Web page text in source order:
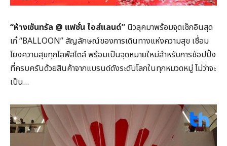
“ห้างเซ็นทรัล @ แฟชั่น ไอส์แลนด์” นิวลุคมาพร้อมจุดเช็กอินสุด
เก๋ “BALLOON” สัญลักษณ์ของการเดินทางแห่งความสุข เชื่อม
โยงความสุขทุกไลฟ์สไตล์ พร้อมเป็นจุดหมายใหม่สำหรับการช้อปปิ้ง
ที่ครบครันด้วยสินค้าจากแบรนด์ดังระดับโลกในทุกหมวดหมู่ ไม่ว่าจะ
เป็น…